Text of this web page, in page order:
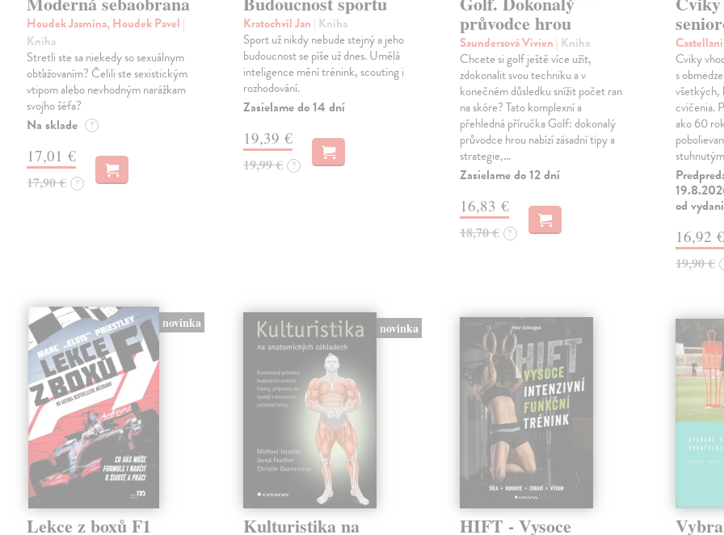
Houdek Jasmína, Houdek Pavel |
Kniha
Stretli ste sa niekedy so sexuálnym
obťažovaním? Čelili ste sexistickým
vtipom alebo nevhodným narážkam
svojho šéfa?
Na sklade ?
17,01 €
17,90 € ?
Kratochvíl Jan | Kniha
Sport už nikdy nebude stejný a jeho
budoucnost se píše už dnes. Umělá
inteligence mění trénink, scouting i
rozhodování.
Zasielame do 14 dní
19,39 €
19,99 € ?
průvodce hrou
Saundersová Vivien | Kniha
Chcete si golf ještě více užít,
zdokonalit svou techniku a v
konečném důsledku snížit počet ran
na skóre? Tato komplexní a
přehledná příručka Golf: dokonalý
průvodce hrou nabízí zásadní tipy a
strategie,…
Zasielame do 12 dní
16,83 €
18,70 € ?
Cviky
s
všetkých,
cvičenia.
ako 60
od
16,92
19,90 €
novinka
Lekce z boxů F1
novinka
Kulturistika na HIFT - Vysoce